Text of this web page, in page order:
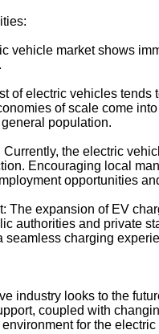
vehicle market shows
of electric vehicles
of scale come
population.
the electric
Encouraging local
opportunities
The expansion of EV
authorities and private
seamless charging
industry looks to the
coupled with
for the